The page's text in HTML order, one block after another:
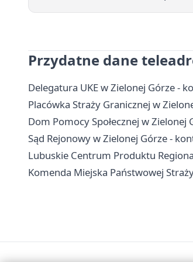
Przydatne dane
Delegatura UKE w Zielonej Górze -
Placówka Straży Granicznej w
Dom Pomocy Społecznej w
Sąd Rejonowy w Zielonej Górze -
Lubuskie Centrum Produktu
Komenda Miejska Państwowej